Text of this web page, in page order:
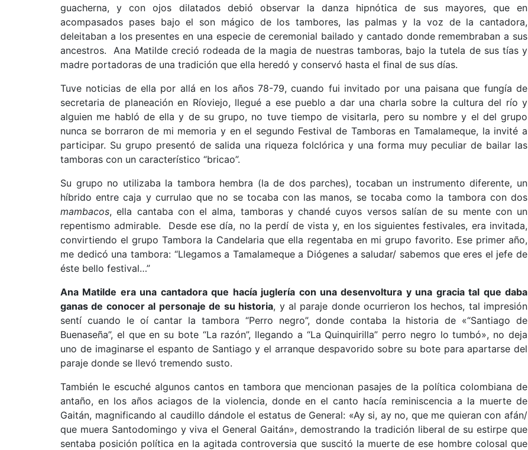
guacherna, y con ojos dilatados debió observar la danza hipnótica de sus mayores, que en
acompasados pases bajo el son mágico de los tambores, las palmas y la voz de la cantadora,
deleitaban a los presentes en una especie de ceremonial bailado y cantado donde remembraban a sus
ancestros. Ana Matilde creció rodeada de la magia de nuestras tamboras, bajo la tutela de sus tías y
madre portadoras de una tradición que ella heredó y conservó hasta el final de sus días.
Tuve noticias de ella por allá en los años 78-79, cuando fui invitado por una paisana que fungía de
secretaria de planeación en Ríoviejo, llegué a ese pueblo a dar una charla sobre la cultura del río y
alguien me habló de ella y de su grupo, no tuve tiempo de visitarla, pero su nombre y el del grupo
nunca se borraron de mi memoria y en el segundo Festival de Tamboras en Tamalameque, la invité a
participar. Su grupo presentó de salida una riqueza folclórica y una forma muy peculiar de bailar las
tamboras con un característico “bricao”.
Su grupo no utilizaba la tambora hembra (la de dos parches), tocaban un instrumento diferente, un
híbrido entre caja y currulao que no se tocaba con las manos, se tocaba como la tambora con dos
mambacos, ella cantaba con el alma, tamboras y chandé cuyos versos salían de su mente con un
repentismo admirable. Desde ese día, no la perdí de vista y, en los siguientes festivales, era invitada,
convirtiendo el grupo Tambora la Candelaria que ella regentaba en mi grupo favorito. Ese primer año,
me dedicó una tambora: “Llegamos a Tamalameque a Diógenes a saludar/ sabemos que eres el jefe de
éste bello festival…”
Ana Matilde era una cantadora que hacía juglería con una desenvoltura y una gracia tal que daba
ganas de conocer al personaje de su historia, y al paraje donde ocurrieron los hechos, tal impresión
sentí cuando le oí cantar la tambora “Perro negro”, donde contaba la historia de «“Santiago de
Buenaseña”, el que en su bote “La razón”, llegando a “La Quinquirilla” perro negro lo tumbó», no deja
uno de imaginarse el espanto de Santiago y el arranque despavorido sobre su bote para apartarse del
paraje donde se llevó tremendo susto.
También le escuché algunos cantos en tambora que mencionan pasajes de la política colombiana de
antaño, en los años aciagos de la violencia, donde en el canto hacía reminiscencia a la muerte de
Gaitán, magnificando al caudillo dándole el estatus de General: «Ay si, ay no, que me quieran con afán/
que muera Santodomingo y viva el General Gaitán», demostrando la tradición liberal de su estirpe que
sentaba posición política en la agitada controversia que suscitó la muerte de ese hombre colosal que